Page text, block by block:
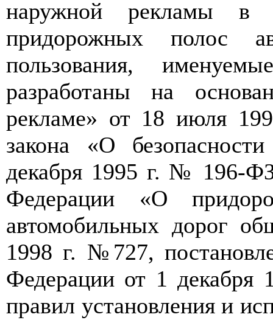
наружной рекламы в
придорожных полос
пользования,
разработаны на
рекламе» от 18 июля
закона «О
декабря 1995 г. № 196-
Федерации «О
автомобильных дорог
1998 г. №727,
Федерации от 1
правил установления и